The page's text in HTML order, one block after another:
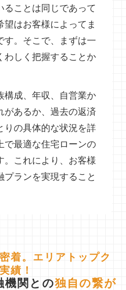
ることは同じであって
望はお客様によってま
す。そこで、まずは一
わしく把握することか
構成、年収、自営業か
があるか、過去の返済
りの具体的な状況を詳
で最適な住宅ローンの
。これにより、お客様
プランを実現すること
着。エリアトップク
績！
機関との独自の繋が